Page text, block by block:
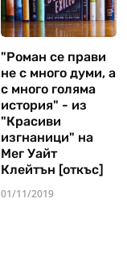
"Роман се прави
не с много думи, а
с много голяма
история" - из
"Красиви
изгнаници" на
Мег Уайт
Клейтън [откъс]
01/11/2019